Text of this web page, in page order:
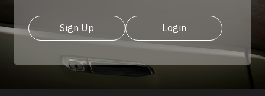
Sign Up Login